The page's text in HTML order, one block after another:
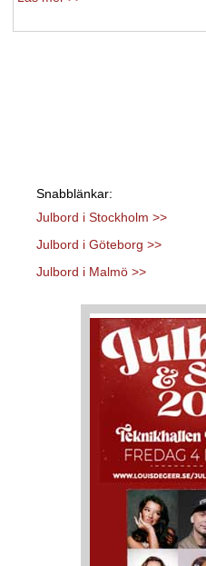
Snabblänkar:
Julbord i Stockholm >>
Julbord i Göteborg >>
Julbord i Malmö >>